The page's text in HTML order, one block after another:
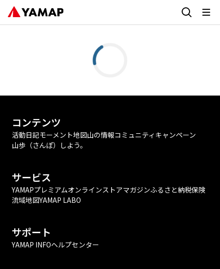
コンテンツ
活動日記モーメント地図山の情報コミュニティ キャンペーン
山歩（さんぽ）しよう。
サービス
YAMAPプレミアムオンラインストアマガジンふるさと納税保険
流域地図YAMAP LABO
サポート
YAMAP INFOヘルプセンター